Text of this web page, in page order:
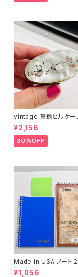
vintage 真鍮ピルケー
¥2,156
30%OFF
Made in USA ノート２
まけ
¥1,056